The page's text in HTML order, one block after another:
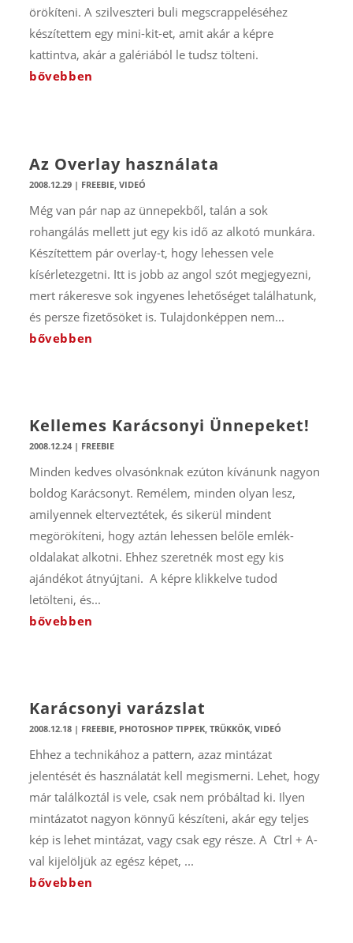
örökíteni. A szilveszteri buli megscrappeléséhez
készítettem egy mini-kit-et, amit akár a képre
kattintva, akár a galériából le tudsz tölteni.
bővebben
Az Overlay használata
2008.12.29| FREEBIE, VIDEÓ
Még van pár nap az ünnepekből, talán a sok
rohangálás mellett jut egy kis idő az alkotó munkára.
Készítettem pár overlay-t, hogy lehessen vele
kísérletezgetni. Itt is jobb az angol szót megjegyezni,
mert rákeresve sok ingyenes lehetőséget találhatunk,
és persze fizetősöket is. Tulajdonképpen nem...
bővebben
Kellemes Karácsonyi Ünnepeket!
2008.12.24| FREEBIE
Minden kedves olvasónknak ezúton kívánunk nagyon
boldog Karácsonyt. Remélem, minden olyan lesz,
amilyennek elterveztétek, és sikerül mindent
megörökíteni, hogy aztán lehessen belőle emlék-
oldalakat alkotni. Ehhez szeretnék most egy kis
ajándékot átnyújtani. A képre klikkelve tudod
letölteni, és...
bővebben
Karácsonyi varázslat
2008.12.18| FREEBIE, PHOTOSHOP TIPPEK, TRÜKKÖK, VIDEÓ
Ehhez a technikához a pattern, azaz mintázat
jelentését és használatát kell megismerni. Lehet, hogy
már találkoztál is vele, csak nem próbáltad ki. Ilyen
mintázatot nagyon könnyű készíteni, akár egy teljes
kép is lehet mintázat, vagy csak egy része. A Ctrl + A-
val kijelöljük az egész képet, ...
bővebben